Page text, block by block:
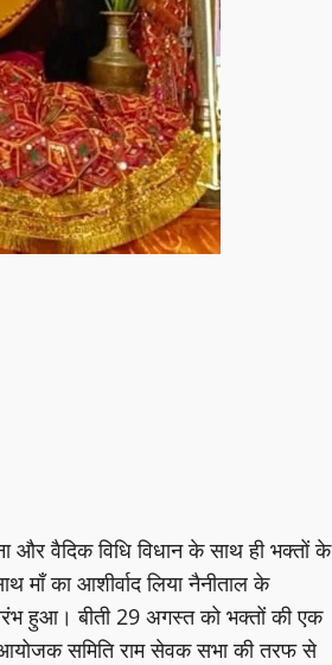
और वैदिक विधि विधान के साथ ही भक्तों के
माँ का आशीर्वाद लिया नैनीताल के
हुआ। बीती 29 अगस्त को भक्तों की एक
आयोजक समिति राम सेवक सभा की तरफ से